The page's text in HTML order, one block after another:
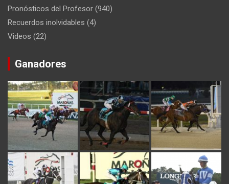
Pronósticos del Profesor (940)
Recuerdos inolvidables (4)
Videos (22)
Ganadores